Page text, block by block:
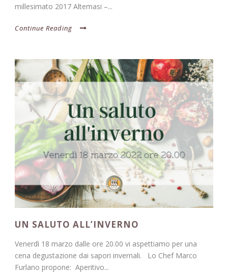
millesimato 2017 Altemasi –...
Continue Reading
UN SALUTO ALL’INVERNO
Venerdì 18 marzo dalle ore 20.00 vi aspettiamo per una
cena degustazione dai sapori invernali. Lo Chef Marco
Furlano propone: Aperitivo...